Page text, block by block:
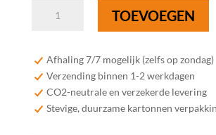
37,5
aantal
TOEVOEGEN
Afhaling 7/7 mogelijk (zelfs op zondag)
Verzending binnen 1-2 werkdagen
CO2-neutrale en verzekerde levering
Stevige, duurzame kartonnen